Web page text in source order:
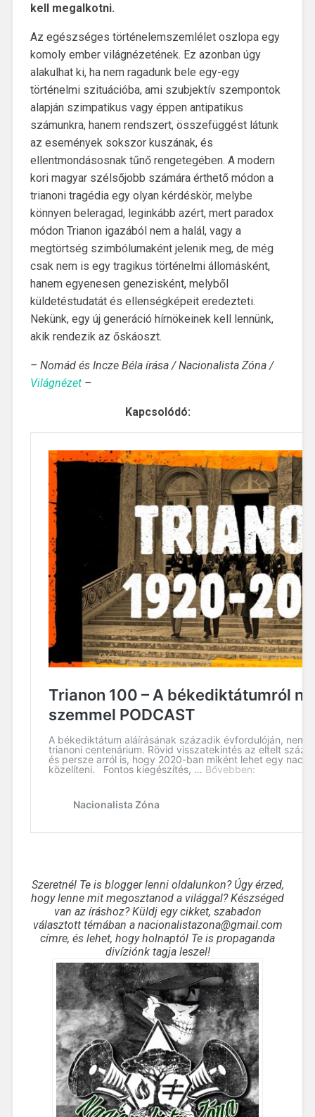
kell megalkotni.
Az egészséges történelemszemlélet oszlopa egy
komoly ember világnézetének. Ez azonban úgy
alakulhat ki, ha nem ragadunk bele egy-egy
történelmi szituációba, ami szubjektív szempontok
alapján szimpatikus vagy éppen antipatikus
számunkra, hanem rendszert, összefüggést látunk
az események sokszor kuszának, és
ellentmondásosnak tűnő rengetegében. A modern
kori magyar szélsőjobb számára érthető módon a
trianoni tragédia egy olyan kérdéskör, melybe
könnyen beleragad, leginkább azért, mert paradox
módon Trianon igazából nem a halál, vagy a
megtörtség szimbólumaként jelenik meg, de még
csak nem is egy tragikus történelmi állomásként,
hanem egyenesen genezisként, melyből
küldetéstudatát és ellenségképeit eredezteti.
Nekünk, egy új generáció hírnökeinek kell lennünk,
akik rendezik az őskáoszt.
– Nomád és Incze Béla írása / Nacionalista Zóna /
Világnézet–
Kapcsolódó:
Szeretnél Te is blogger lenni oldalunkon? Úgy érzed,
hogy lenne mit megosztanod a világgal? Készséged
van az íráshoz? Küldj egy cikket, szabadon
választott témában a nacionalistazona@gmail.com
címre, és lehet, hogy holnaptól Te is propaganda
divíziónk tagja leszel!